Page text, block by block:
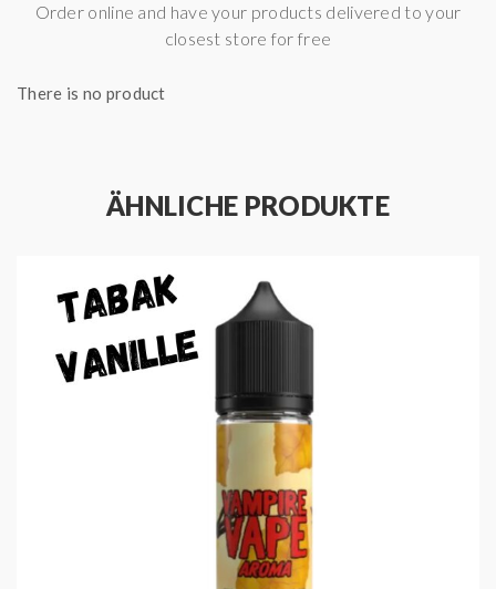
Inhalt: 14,00 ml
Order online and have your products delivered to your
closest store for free
There is no product
ÄHNLICHE PRODUKTE